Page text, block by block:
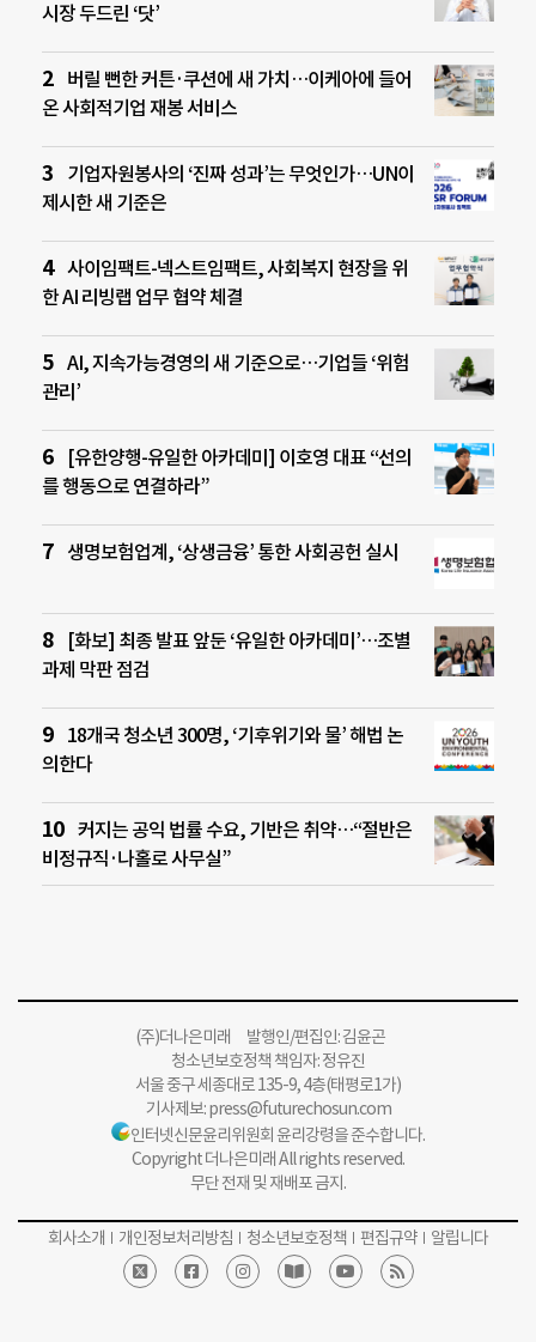
시장 두드린 ‘닷’
버릴 뻔한 커튼·쿠션에 새 가치…이케아에 들어
온 사회적기업 재봉 서비스
기업자원봉사의 ‘진짜 성과’는 무엇인가…UN이
제시한 새 기준은
사이임팩트-넥스트임팩트, 사회복지 현장을 위
한 AI 리빙랩 업무 협약 체결
AI, 지속가능경영의 새 기준으로…기업들 ‘위험
관리’
[유한양행-유일한 아카데미] 이호영 대표 “선의
를 행동으로 연결하라”
생명보험업계, ‘상생금융’ 통한 사회공헌 실시
[화보] 최종 발표 앞둔 ‘유일한 아카데미’…조별
과제 막판 점검
18개국 청소년 300명, ‘기후위기와 물’ 해법 논
의한다
커지는 공익 법률 수요, 기반은 취약…“절반은
비정규직·나홀로 사무실”
(주)더나은미래 발행인/편집인: 김윤곤
청소년보호정책 책임자: 정유진
서울 중구 세종대로 135-9, 4층(태평로1가)
기사제보:press@futurechosun.com
인터넷신문윤리위원회 윤리강령을 준수합니다.
Copyright 더나은미래 All rights reserved.
무단 전재 및 재배포 금지.
회사소개 개인정보처리방침 청소년보호정책 편집규약 알립니다